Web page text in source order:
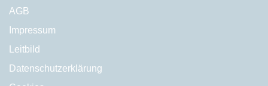
AGB
Impressum
Leitbild
Datenschutzerklärung